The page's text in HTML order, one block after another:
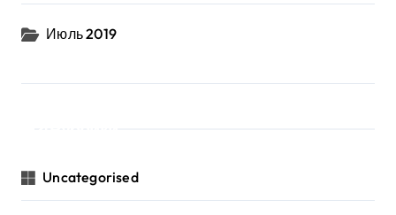
Июль 2019
Uncategorised